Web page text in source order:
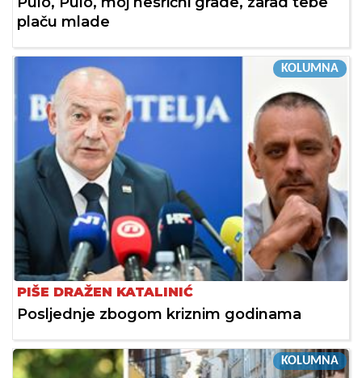
plaču mlade
KOLUMNA
PIŠE DRAŽEN KATALINIĆ
Posljednje zbogom kriznim godinama
KOLUMNA